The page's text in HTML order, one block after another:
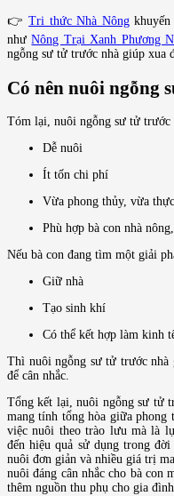
👉Tri thức Nhà Nôngkhuyến
nhưNông Trại Xanh Phương
ngỗng sư tử trước nhà giúp xua
Có nên nuôi ngỗng
Tóm lại, nuôi ngỗng sư tử
Dễ nuôi
Ít tốn chi phí
Vừa phong thủy, vừa
Phù hợp bà con nhà
Nếu bà con đang tìm một giải
Giữ nhà
Tạo sinh khí
Có thể kết hợp làm kinh
Thì nuôi ngỗng sư tử trước nhà
để cân nhắc.
Tổng kết lại, nuôi ngỗng sư tử
mang tính tổng hòa giữa
việc nuôi theo trào lưu mà là
đến hiệu quả sử dụng trong
nuôi đơn giản và nhiều giá trị
nuôi đáng cân nhắc cho bà con
thêm nguồn thu phụ cho gia